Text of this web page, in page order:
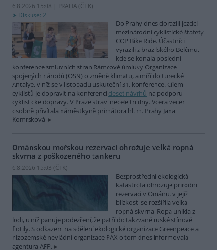
6.8.2026 15:08 | PRAHA (ČTK)
Diskuse: 2
Do Prahy dnes dorazili jezdci
mezinárodní cyklistické štafety
COP Bike Ride. Účastníci
vyrazili z brazilského Belému,
kde se konala poslední
konference smluvních stran Rámcové úmluvy Organizace
spojených národů (OSN) o změně klimatu, a míří do turecké
Antalye, v níž se v listopadu uskuteční 31. konference. Cílem
cyklistů je dopravit na konferenci deset návrhů na podporu
cyklistické dopravy. V Praze stráví necelé tři dny. Včera večer
osobně přivítala náměstkyně primátora hl. m. Prahy Jana
Komrsková.
Ománskou mořskou rezervaci ohrožuje velká ropná
skvrna z poškozeného tankeru
6.8.2026 15:03 (ČTK)
Bezprostřední ekologická
katastrofa ohrožuje přírodní
rezervaci v Ománu, v jejíž
blízkosti se rozšířila velká
ropná skvrna. Ropa unikla z
lodi, u níž panuje podezření, že patří do takzvané ruské stínové
flotily. S odkazem na sdělení ekologické organizace Greenpeace a
nizozemské nevládní organizace PAX o tom dnes informovala
agentura AFP.